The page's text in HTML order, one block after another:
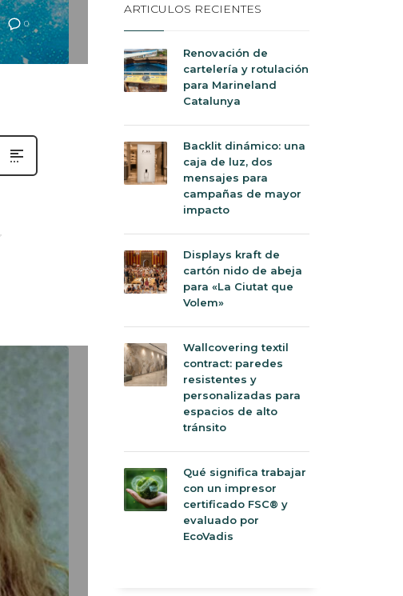
0
ARTICULOS RECIENTES
Renovación de
cartelería y rotulación
para Marineland
Catalunya
Backlit dinámico: una
caja de luz, dos
mensajes para
campañas de mayor
impacto
Displays kraft de
cartón nido de abeja
para «La Ciutat que
Volem»
Wallcovering textil
contract: paredes
resistentes y
personalizadas para
espacios de alto
tránsito
Qué significa trabajar
con un impresor
certificado FSC® y
evaluado por
EcoVadis